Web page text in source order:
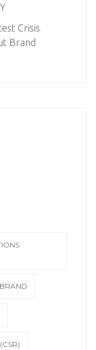
Crisis
Brand
BRAND